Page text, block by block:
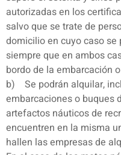
autorizadas en los
salvo que se trate de
domicilio en cuyo caso se
siempre que en ambos
bordo de la embarcación
b) Se podrán alquilar,
embarcaciones o buques
artefactos náuticos de
encuentren en la misma
hallen las empresas de